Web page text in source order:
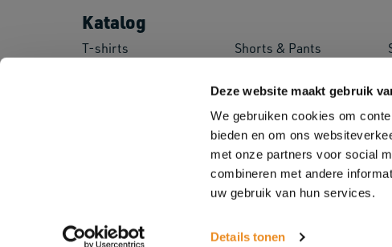
Deze website maakt gebruik
We gebruiken cookies om
bieden en om ons
met onze partners voor social
combineren met andere
uw gebruik van hun services.
Details tonen
Katalog
T-shirts
Shorts & Pants
Corporate Wear
Workwear
Safety Wear
Aprons